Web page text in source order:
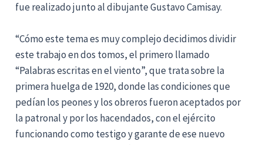
fue realizado junto al dibujante Gustavo Camisay.
“Cómo este tema es muy complejo decidimos dividir
este trabajo en dos tomos, el primero llamado
“Palabras escritas en el viento”, que trata sobre la
primera huelga de 1920, donde las condiciones que
pedían los peones y los obreros fueron aceptados por
la patronal y por los hacendados, con el ejército
funcionando como testigo y garante de ese nuevo